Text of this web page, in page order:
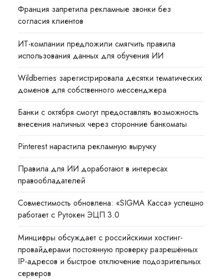
Франция запретила рекламные звонки без
согласия клиентов
ИТ-компании предложили смягчить правила
использования данных для обучения ИИ
Wildberries зарегистрировала десятки тематических
доменов для собственного мессенджера
Банки с октября смогут предоставлять возможность
внесения наличных через сторонние банкоматы
Pinterest нарастила рекламную выручку
Правила для ИИ доработают в интересах
правообладателей
Совместимость обновлена: «SIGMA Касса» успешно
работает с Рутокен ЭЦП 3.0
Минцифры обсуждает с российскими хостинг-
провайдерами постоянную проверку разрешённых
IP-адресов и быстрое отключение подозрительных
серверов